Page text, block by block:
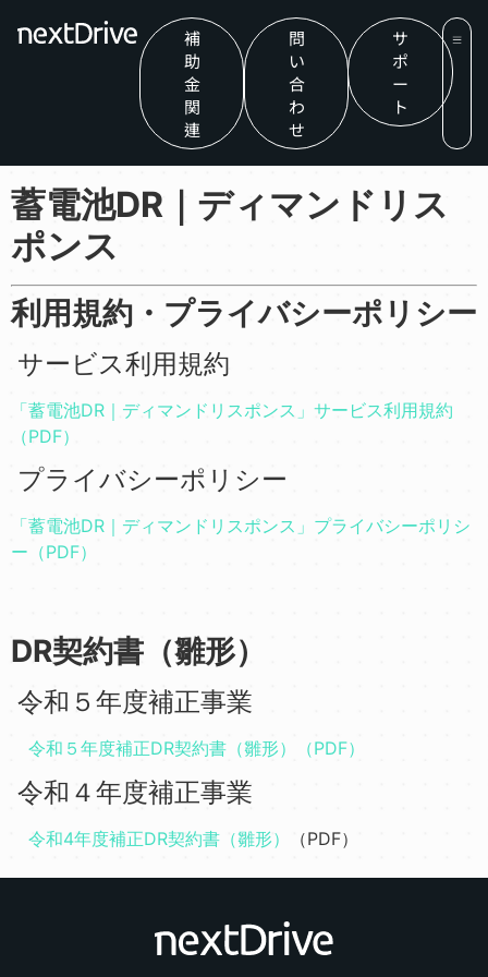
補
助
金
関
連
問
い
合
わ
せ
サ
ポ
ー
ト
蓄電池DR｜ディマンドリス
ポンス
利用規約・プライバシーポリシー
サービス利用規約
「蓄電池DR｜ディマンドリスポンス」サービス利用規約
（PDF）
プライバシーポリシー
「蓄電池DR｜ディマンドリスポンス 」プライバシーポリシ
ー（PDF）
DR契約書（雛形）
令和５年度補正事業
令和５年度補正DR契約書（雛形）（PDF）
令和４年度補正事業
令和4年度補正DR契約書（雛形） （PDF）